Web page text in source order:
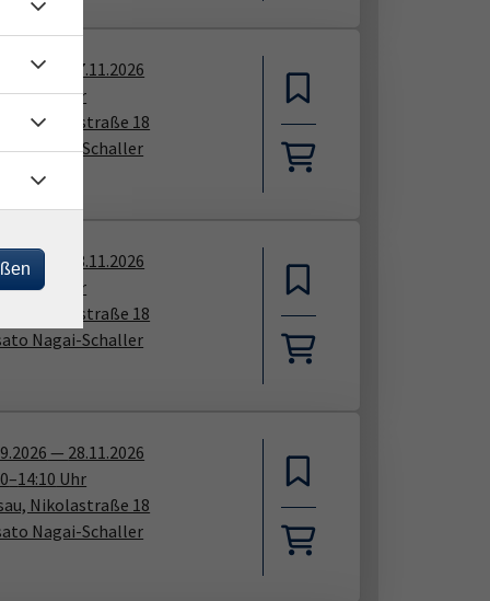
07.11.2026
–10:30Uhr
Nikolastraße 18
Nagai-Schaller
28.11.2026
–12:20
Uhr
Nikolastraße 18
Nagai-Schaller
— 28.11.2026
–14:10 Uhr
Nikolastraße 18
Nagai-Schaller